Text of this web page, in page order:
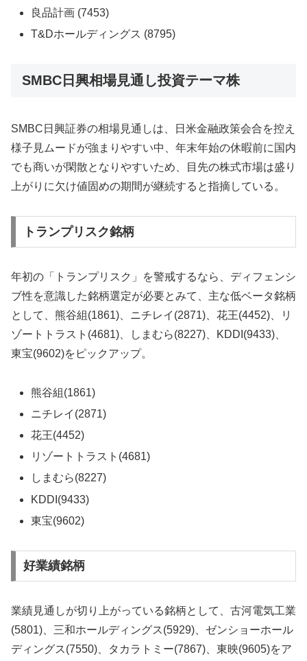
良品計画 (7453)
T&Dホールディングス (8795)
SMBC日興相場見通し投資テーマ株
SMBC日興証券の相場見通しは、日米金融政策会合を控え
様子見ムードが強まりやすい中、年末年始の休暇前に国内
でも商いが閑散となりやすいため、目先の株式市場は盛り
上がりに欠け値固めの期間が継続すると指摘している。
トランプリスク銘柄
年初の「トランプリスク」を警戒するなら、ディフェンシ
ブ性を意識した銘柄選定が必要とみて、主な低ベータ銘柄
として、熊谷組(1861)、ニチレイ(2871)、花王(4452)、リ
ゾートトラスト(4681)、しまむら(8227)、KDDI(9433)、
東宝(9602)をピックアップ。
熊谷組(1861)
ニチレイ(2871)
花王(4452)
リゾートトラスト(4681)
しまむら(8227)
KDDI(9433)
東宝(9602)
好業績銘柄
業績見通しが切り上がっている銘柄として、古河電気工業
(5801)、三和ホールディングス(5929)、ゼンショーホール
ディングス(7550)、タカラトミー(7867)、東映(9605)をア